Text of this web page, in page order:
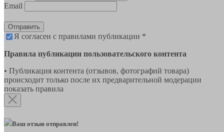
Email
Отправить
Я согласен с правилами публикации *
Правила публикации пользовательского контента
• Публикация контента (отзывов, фотографий товара)
происходит только после их предварительной модерации
показать правила
Ваш отзыв отправлен!